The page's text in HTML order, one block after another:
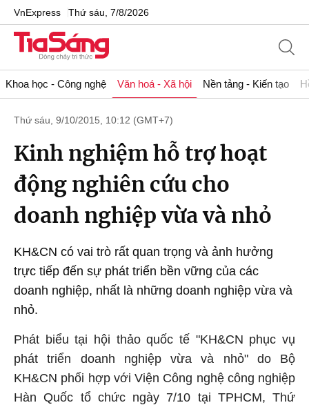
VnExpress Thứ sáu, 7/8/2026
Khoa học - Công nghệ Văn hoá - Xã hội Nền tảng - Kiến tạo
Thứ sáu, 9/10/2015, 10:12 (GMT+7)
Kinh nghiệm hỗ trợ hoạt
động nghiên cứu cho
doanh nghiệp vừa và nhỏ
KH&CN có vai trò rất quan trọng và ảnh hưởng
trực tiếp đến sự phát triển bền vững của các
doanh nghiệp, nhất là những doanh nghiệp vừa và
nhỏ.
Phát biểu tại hội thảo quốc tế "KH&CN phục vụ
phát triển doanh nghiệp vừa và nhỏ" do Bộ
KH&CN phối hợp với Viện Công nghệ công nghiệp
Hàn Quốc tổ chức ngày 7/10 tại TPHCM, Thứ